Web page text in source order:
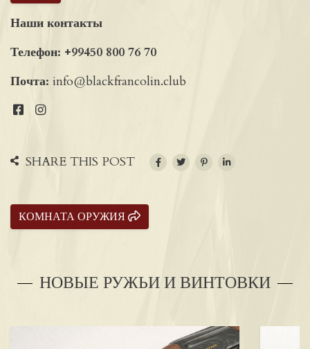
Наши контакты
Телефон: +99450 800 76 70
Почта: info@blackfrancolin.club
SHARE THIS POST
КОМНАТА ОРУЖИЯ
НОВЫЕ РУЖЬИ И ВИНТОВКИ